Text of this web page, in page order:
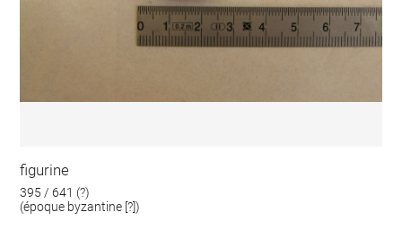
figurine
395 / 641 (?)
(époque byzantine [?])